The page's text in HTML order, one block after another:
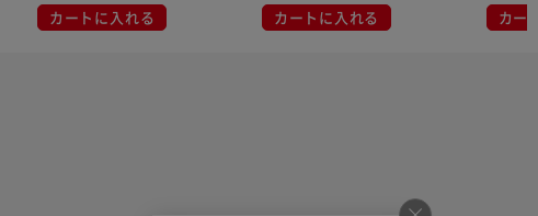
カートに入れる カートに入れる カー